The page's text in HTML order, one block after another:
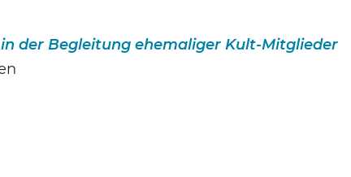
der Begleitung ehemaliger Kult-Mitglieder